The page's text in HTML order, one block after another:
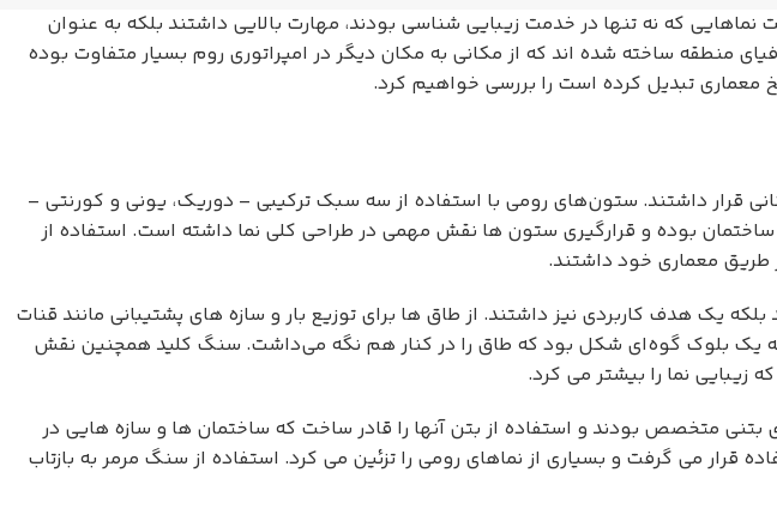
که نه تنها در خدمت زیبایی شناسی بودند، مهارت بالایی داشتند بلکه به عنوان
منطقه ساخته شده اند که از مکانی به مکان دیگر در امپراتوری روم بسیار متفاوت بوده
معماری تبدیل کرده است را بررسی خواهیم کرد.
قرار داشتند. ستون‌های رومی با استفاده از سه سبک ترکیبی – دوریک، یونی و کورنتی –
بوده و قرارگیری ستون ها نقش مهمی در طراحی کلی نما داشته است. استفاده از
معماری خود داشتند.
یک هدف کاربردی نیز داشتند. از طاق ها برای توزیع بار و سازه های پشتیبانی مانند قنات
یک بلوک گوه‌ای شکل بود که طاق را در کنار هم نگه می‌داشت. سنگ کلید همچنین نقش
نما را بیشتر می کرد.
متخصص بودند و استفاده از بتن آنها را قادر ساخت که ساختمان ها و سازه هایی در
قرار می گرفت و بسیاری از نماهای رومی را تزئین می کرد. استفاده از سنگ مرمر به بازتاب